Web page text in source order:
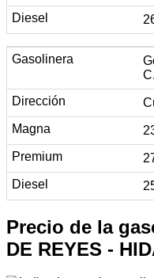
Precio de la
DE REYES -